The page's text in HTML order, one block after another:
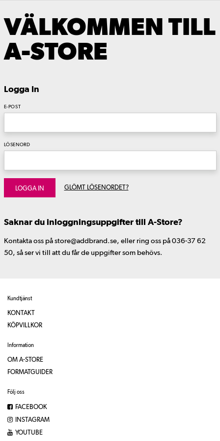
VÄLKOMMEN TILL
A-STORE
Logga In
E-POST
LÖSENORD
LOGGA IN GLÖMT LÖSENORDET?
Saknar du inloggningsuppgifter till A-Store?
Kontakta oss på store@addbrand.se, eller ring oss på 036-37 62
50, så ser vi till att du får de uppgifter som behövs.
Kundtjänst
KONTAKT
KÖPVILLKOR
Information
OM A-STORE
FORMATGUIDER
Följ oss
FACEBOOK
INSTAGRAM
YOUTUBE